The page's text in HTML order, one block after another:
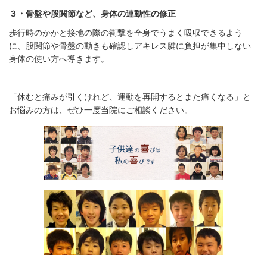
３・骨盤や股関節など、身体の連動性の修正
歩行時のかかと接地の際の衝撃を全身でうまく吸収できるよう
に、股関節や骨盤の動きも確認しアキレス腱に負担が集中しない
身体の使い方へ導きます。
「休むと痛みが引くけれど、運動を再開するとまた痛くなる」と
お悩みの方は、ぜひ一度当院にご相談ください。